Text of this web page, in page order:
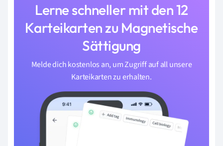
Lerne schneller mit den 12
Karteikarten zu Magnetische
Sättigung
Melde dich kostenlos an, um Zugriff auf all unsere
Karteikarten zu erhalten.